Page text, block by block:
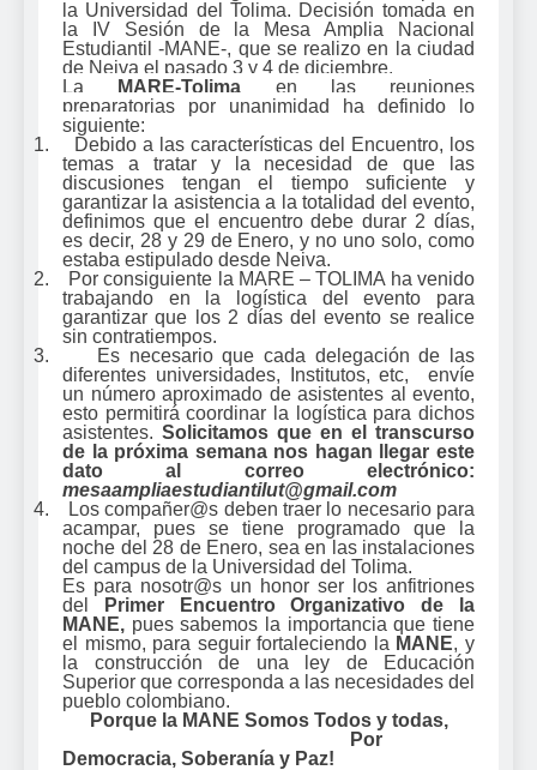
la Universidad del Tolima. Decisión tomada en
la IV Sesión de la
Mesa Amplia Nacional
Estudiantil -MANE-, que se realizo en la ciudad
de Neiva el pasado 3 y 4 de diciembre.
La
MARE-Tolima en las reuniones
preparatorias por unanimidad ha definido lo
siguiente:
1.
Debido a las características del Encuentro, los
temas a tratar y la necesidad de que las
discusiones tengan el tiempo suficiente y
garantizar la asistencia a la totalidad del evento,
definimos que el encuentro debe durar 2 días,
es decir, 28 y 29 de Enero, y no uno solo, como
estaba estipulado desde Neiva.
2.
Por consiguiente la MARE – TOLIMA ha venido
trabajando en la logística del evento para
garantizar que los 2 días del evento se realice
sin contratiempos.
3.
Es necesario que cada delegación de las
diferentes universidades, Institutos, etc, envíe
un número aproximado de asistentes al evento,
esto permitirá coordinar la logística para dichos
asistentes. Solicitamos que en el transcurso
de la próxima semana nos hagan llegar este
dato al correo electrónico:
mesaampliaestudiantilut@gmail.com
4.
Los compañer@s deben traer lo necesario para
acampar, pues se tiene programado que la
noche del 28 de Enero, sea en las instalaciones
del campus de la Universidad del Tolima.
Es para nosotr@s un honor ser los anfitriones
del
Primer Encuentro Organizativo de la
MANE, pues sabemos la importancia que tiene
el mismo, para seguir fortaleciendo la MANE, y
la construcción de una ley de Educación
Superior que corresponda a las necesidades del
pueblo colombiano.
Porque la MANE Somos Todos y todas,
Por
Democracia, Soberanía y Paz!